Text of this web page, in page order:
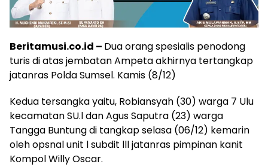
Beritamusi.co.id – Dua orang spesialis penodong
turis di atas jembatan Ampeta akhirnya tertangkap
jatanras Polda Sumsel. Kamis (8/12)
Kedua tersangka yaitu, Robiansyah (30) warga 7 Ulu
kecamatan SU.l dan Agus Saputra (23) warga
Tangga Buntung di tangkap selasa (06/12) kemarin
oleh opsnal unit l subdit lll jatanras pimpinan kanit
Kompol Willy Oscar.